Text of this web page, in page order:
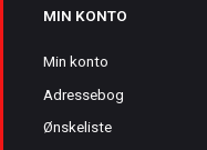
MIN KONTO
Min konto
Adressebog
Ønskeliste